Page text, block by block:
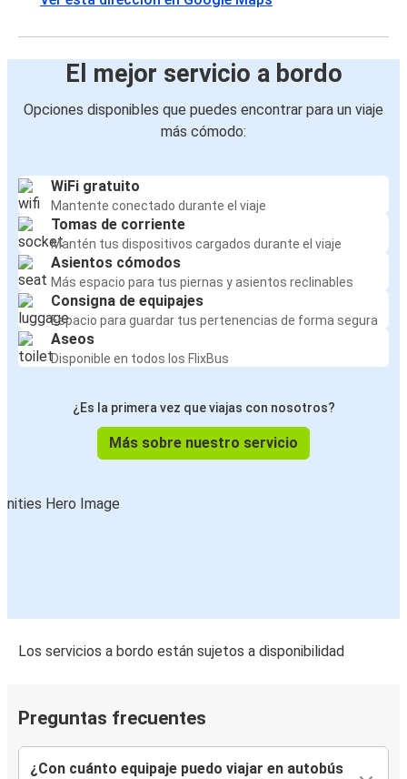
El mejor servicio a bordo
Opciones disponibles que puedes encontrar para un viaje
más cómodo:
WiFi gratuito
Mantente conectado durante el viaje
Tomas de corriente
Mantén tus dispositivos cargados durante el viaje
Asientos cómodos
Más espacio para tus piernas y asientos reclinables
Consigna de equipajes
Espacio para guardar tus pertenencias de forma segura
Aseos
Disponible en todos los FlixBus
¿Es la primera vez que viajas con nosotros?
Más sobre nuestro servicio
Los servicios a bordo están sujetos a disponibilidad
Preguntas frecuentes
¿Con cuánto equipaje puedo viajar en autobús